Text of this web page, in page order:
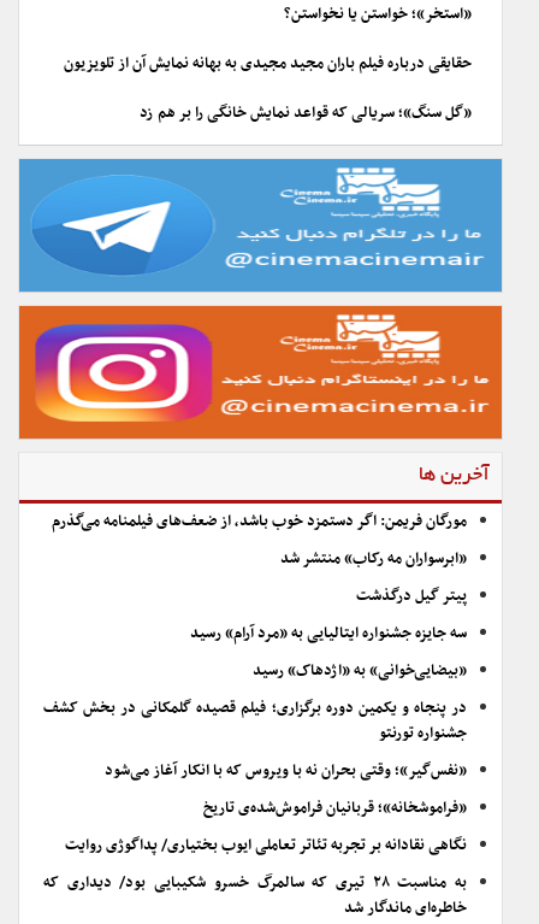
«استخر»؛ خواستن یا نخواستن؟
حقایقی درباره فیلم باران مجید مجیدی به بهانه نمایش آن از تلویزیون
«گل سنگ»؛ سریالی که قواعد نمایش خانگی را بر هم زد
آخرین ها
مورگان فریمن: اگر دستمزد خوب باشد، از ضعف‌های فیلمنامه می‌گذرم
«ابرسواران مه رکاب» منتشر شد
پیتر گیل درگذشت
سه جایزه جشنواره ایتالیایی به «مرد آرام» رسید
«بیضایی‌خوانی» به «اژدهاک» رسید
در پنجاه و یکمین دوره برگزاری؛ فیلم قصیده گلمکانی در بخش کشف
جشنواره تورنتو
«نفس‌گیر»؛ وقتی بحران نه با ویروس که با انکار آغاز می‌شود
«فراموشخانه»؛ قربانیان فراموش‌شده‌ی تاریخ
نگاهی نقادانه بر تجربه تئاتر تعاملی ایوب بختیاری/ پداگوژی روایت
به مناسبت ۲۸ تیری که سالمرگ خسرو شکیبایی بود/ دیداری که
خاطره‌ای ماندگار شد